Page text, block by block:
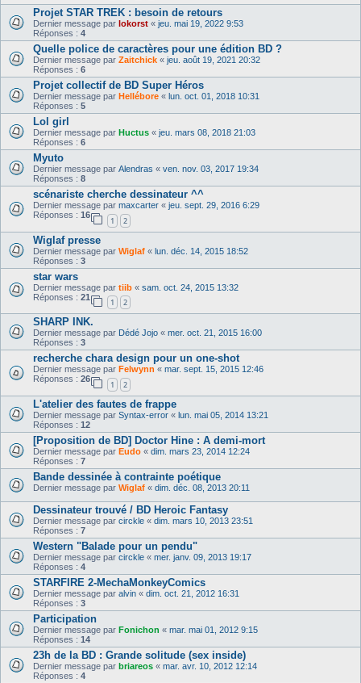
Projet STAR TREK : besoin de retours
Dernier message par lokorst « jeu. mai 19, 2022 9:53
Réponses : 4
Quelle police de caractères pour une édition BD ?
Dernier message par Zaitchick « jeu. août 19, 2021 20:32
Réponses : 6
Projet collectif de BD Super Héros
Dernier message par Hellébore « lun. oct. 01, 2018 10:31
Réponses : 5
Lol girl
Dernier message par Huctus « jeu. mars 08, 2018 21:03
Réponses : 6
Myuto
Dernier message par Alendras « ven. nov. 03, 2017 19:34
Réponses : 8
scénariste cherche dessinateur ^^
Dernier message par maxcarter « jeu. sept. 29, 2016 6:29
Réponses : 16
1 2
Wiglaf presse
Dernier message par Wiglaf « lun. déc. 14, 2015 18:52
Réponses : 3
star wars
Dernier message par tiib « sam. oct. 24, 2015 13:32
Réponses : 21
1 2
SHARP INK.
Dernier message par Dédé Jojo « mer. oct. 21, 2015 16:00
Réponses : 3
recherche chara design pour un one-shot
Dernier message par Felwynn « mar. sept. 15, 2015 12:46
Réponses : 26
1 2
L'atelier des fautes de frappe
Dernier message par Syntax-error « lun. mai 05, 2014 13:21
Réponses : 12
[Proposition de BD] Doctor Hine : A demi-mort
Dernier message par Eudo « dim. mars 23, 2014 12:24
Réponses : 7
Bande dessinée à contrainte poétique
Dernier message par Wiglaf « dim. déc. 08, 2013 20:11
Dessinateur trouvé / BD Heroic Fantasy
Dernier message par circkle « dim. mars 10, 2013 23:51
Réponses : 7
Western "Balade pour un pendu"
Dernier message par circkle « mer. janv. 09, 2013 19:17
Réponses : 4
STARFIRE 2-MechaMonkeyComics
Dernier message par alvin « dim. oct. 21, 2012 16:31
Réponses : 3
Participation
Dernier message par Fonichon « mar. mai 01, 2012 9:15
Réponses : 14
23h de la BD : Grande solitude (sex inside)
Dernier message par briareos « mar. avr. 10, 2012 12:14
Réponses : 4